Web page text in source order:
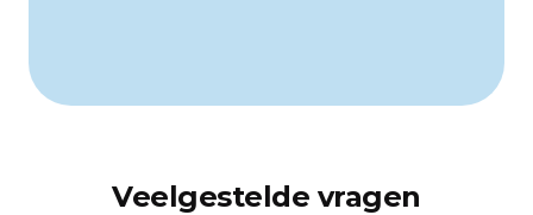
Veelgestelde vragen